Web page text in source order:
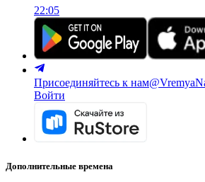
22:05
Присоединяйтесь к нам
Войти
Дополнительные времена